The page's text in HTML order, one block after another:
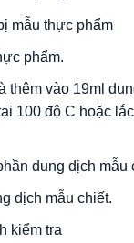
mẫu thực phẩm
phẩm.
thêm vào 19ml
100 độ C hoặc
dung dịch mẫu
dịch mẫu chiết.
kiểm tra